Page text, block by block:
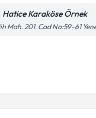
Hatice Karaköse Örnek
Mah. 201. Cad No:59-61